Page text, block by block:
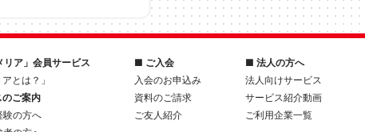
ア」会員サービス
アとは？」
ご案内
験の方へ
■ ご入会
入会のお申込み
資料のご請求
ご友人紹介
■ 法人の方へ
法人向けサービス
サービス紹介動画
ご利用企業一覧